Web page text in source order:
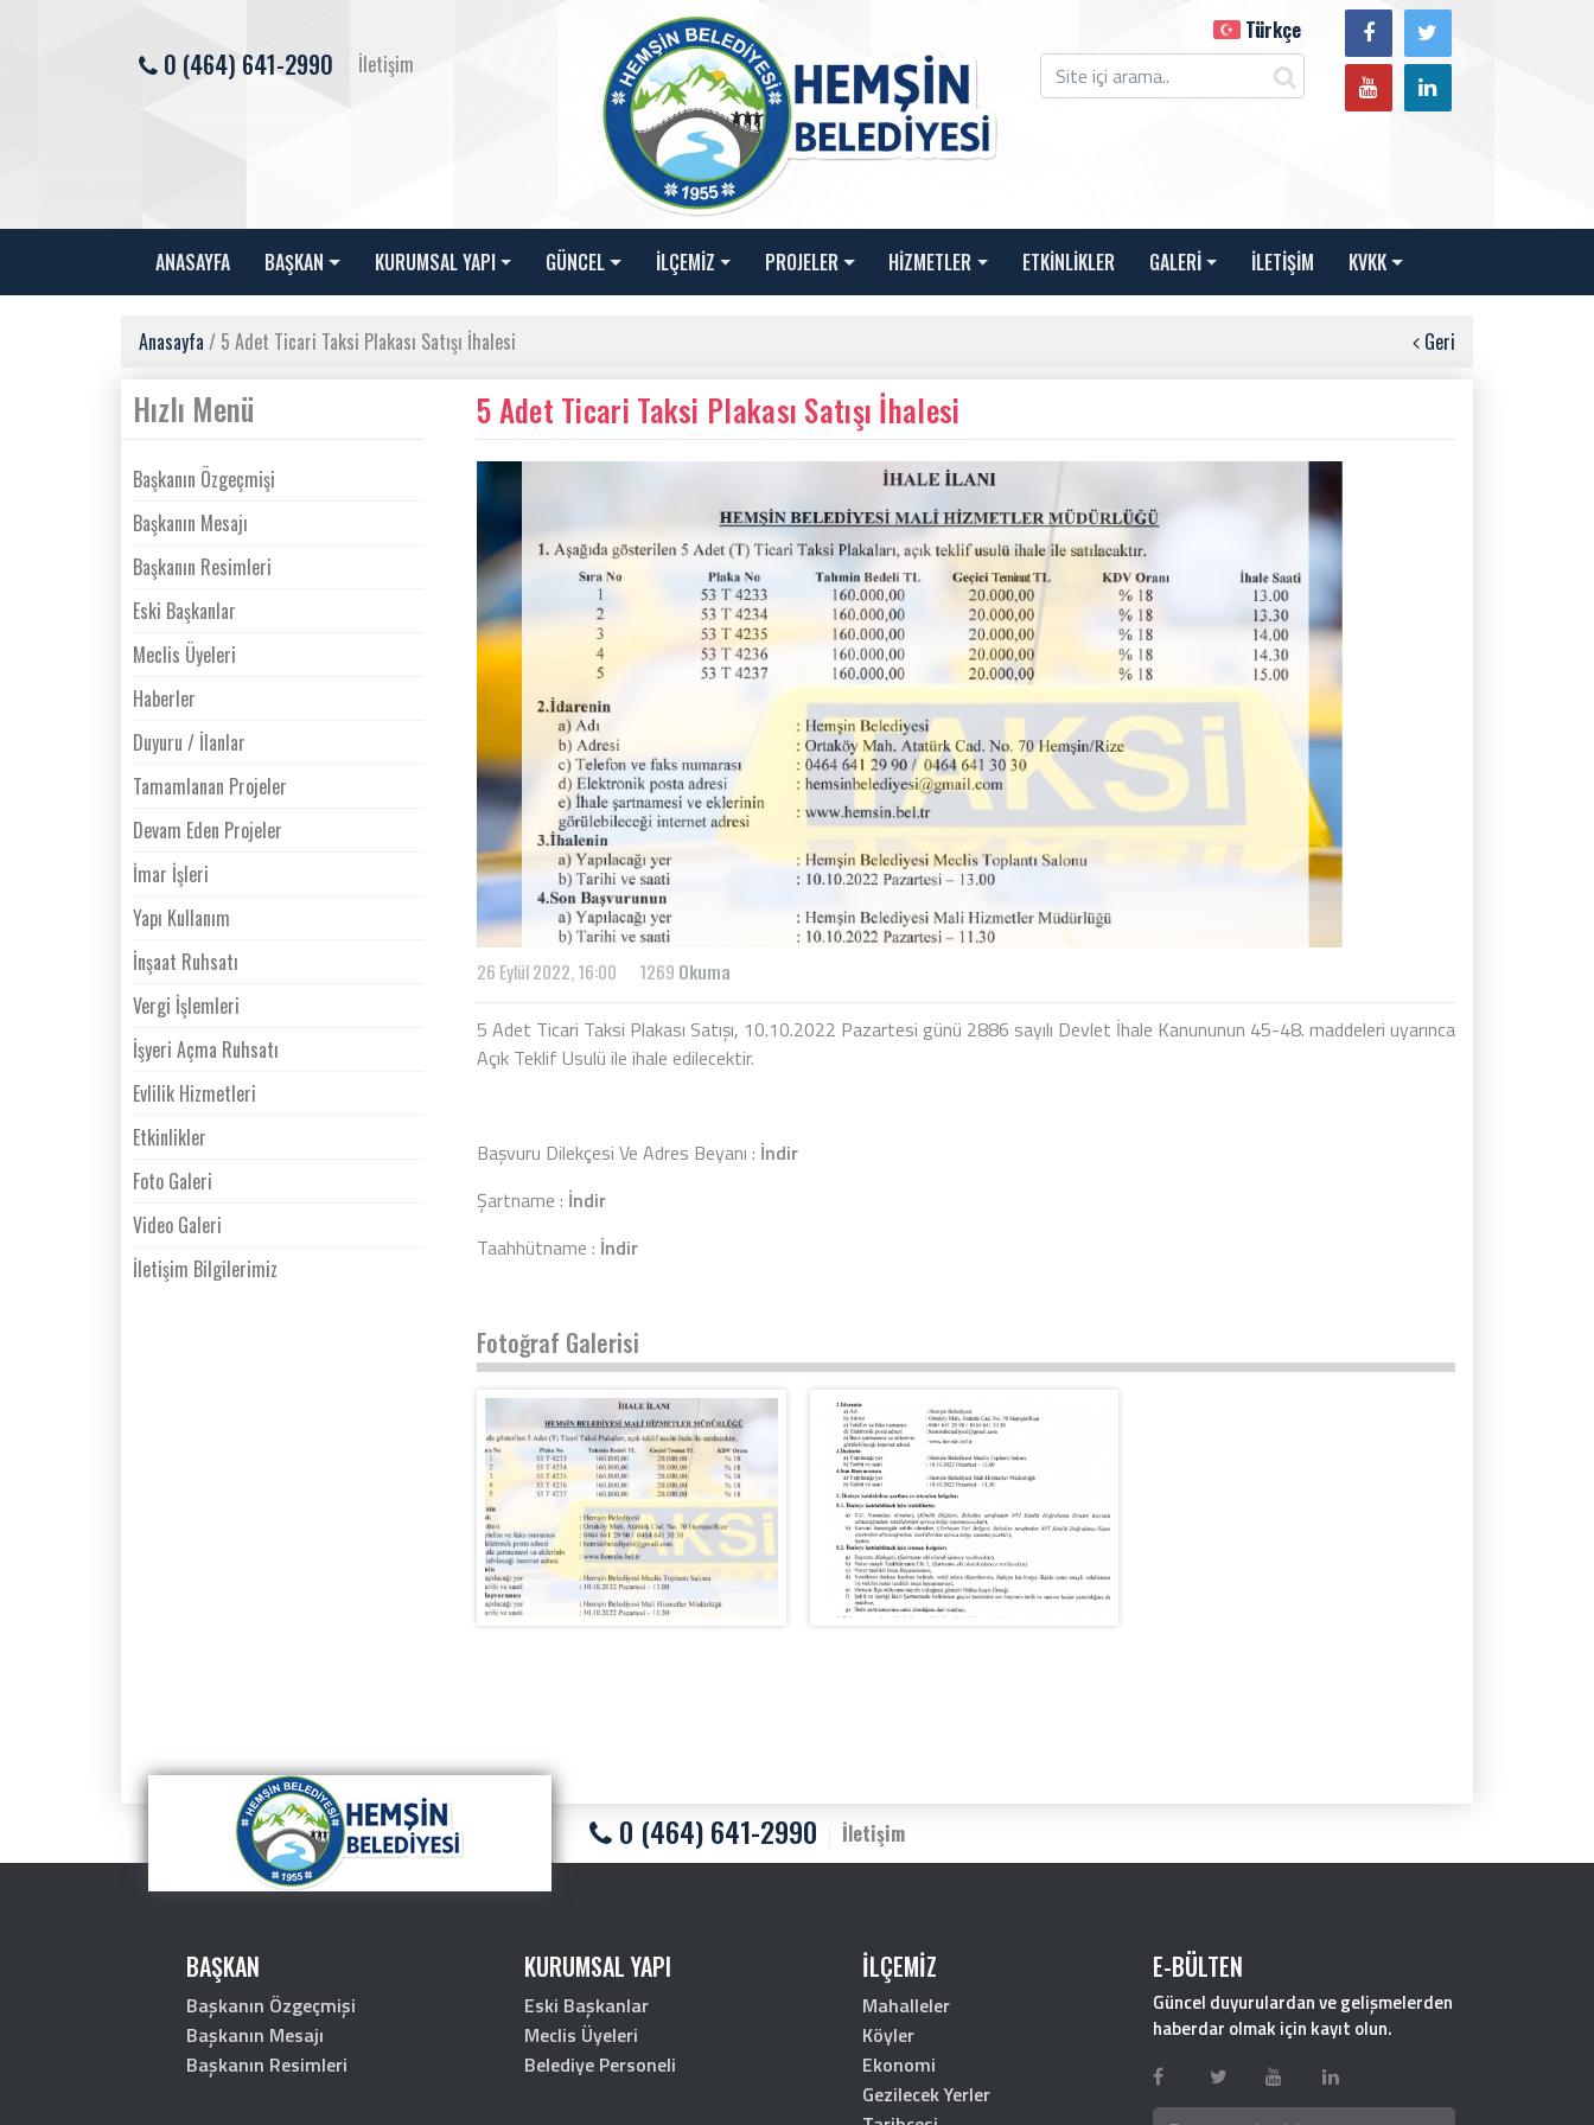
0 (464) 641-2990 İletişim
Türkçe
ANASAYFA BAŞKAN KURUMSAL YAPI GÜNCEL İLÇEMİZ PROJELER HİZMETLER ETKİNLİKLER GALERİ İLETİŞİM KVKK
Anasayfa / 5 Adet Ticari Taksi Plakası Satışı İhalesi Geri
Hızlı Menü
Başkanın Özgeçmişi
Başkanın Mesajı
Başkanın Resimleri
Eski Başkanlar
Meclis Üyeleri
Haberler
Duyuru / İlanlar
Tamamlanan Projeler
Devam Eden Projeler
İmar İşleri
Yapı Kullanım
İnşaat Ruhsatı
Vergi İşlemleri
İşyeri Açma Ruhsatı
Evlilik Hizmetleri
Etkinlikler
Foto Galeri
Video Galeri
İletişim Bilgilerimiz
5 Adet Ticari Taksi Plakası Satışı İhalesi
26 Eylül 2022, 16:00 1269 Okuma
5 Adet Ticari Taksi Plakası Satışı, 10.10.2022 Pazartesi günü 2886 sayılı Devlet İhale Kanununun 45-48. maddeleri uyarınca
Açık Teklif Usulü ile ihale edilecektir.
Başvuru Dilekçesi Ve Adres Beyanı : İndir
Şartname : İndir
Taahhütname : İndir
Fotoğraf Galerisi
0 (464) 641-2990 İletişim
BAŞKAN
Başkanın Özgeçmişi
Başkanın Mesajı
Başkanın Resimleri
KURUMSAL YAPI
Eski Başkanlar
Meclis Üyeleri
Belediye Personeli
İLÇEMİZ
Mahalleler
Köyler
Ekonomi
Gezilecek Yerler
E-BÜLTEN
Güncel duyurulardan ve gelişmelerden
haberdar olmak için kayıt olun.